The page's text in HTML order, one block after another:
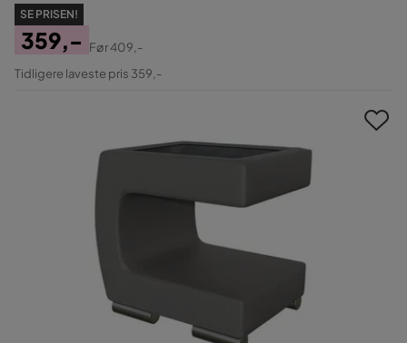
SE PRISEN!
Pris
359,-
Original
Før409,-
Tidligere laveste pris 359,-